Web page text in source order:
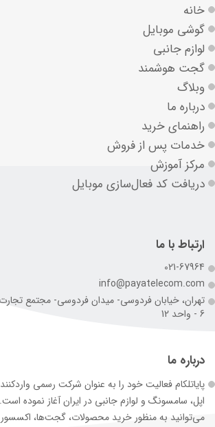
خانه
گوشی موبایل
لوازم جانبی
گجت هوشمند
وبلاگ
درباره ما
راهنمای خرید
خدمات پس از فروش
مرکز آموزش
دریافت کد فعال‌سازی موبایل
ارتباط با ما
021-67964
info@payatelecom.com
تهران، خیابان فردوسی- میدان فردوسی- مجتمع
6 - واحد 12
درباره ما
پایاتلکام فعالیت خود را به عنوان شرکت رسمی
اپل، سامسونگ و لوازم جانبی در ایران آغاز نموده
می‌توانید به منظور خرید محصولات، گجت‌ها،